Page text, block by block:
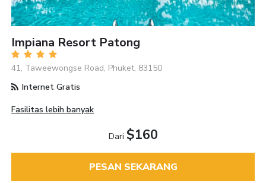
Impiana Resort Patong
41, Taweewongse Road, Phuket, 83150
Internet Gratis
Fasilitas lebih banyak
Dari $160
PESAN SEKARANG